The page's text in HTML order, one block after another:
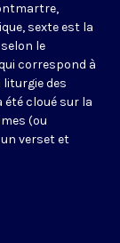
sexte est la
le
correspond à
liturgie des
été cloué sur la
(ou
verset et